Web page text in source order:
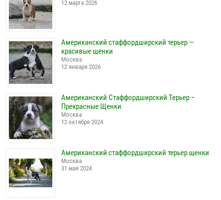
12 марта 2026
Американский стаффордширский терьер —
красивые щенки
Москва
12 января 2026
Американский Стаффордширский Терьер –
Прекрасные Щенки
Москва
12 октября 2024
Американский стаффордширский терьер щенки
Москва
31 мая 2024